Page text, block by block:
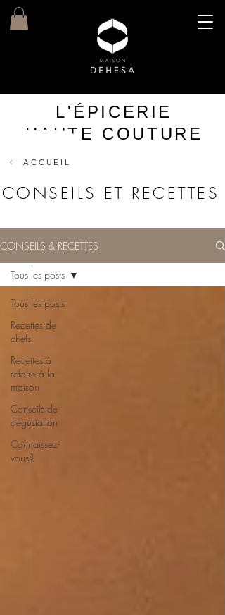
L'ÉPICERIE
HAUTE COUTURE
ACCUEIL
CONSEILS ET RECETTES
CONSEILS & RECETTES
Tous les posts
Recettes de
chefs
Recettes à
refaire à la
maison
Conseils de
dégustation
Connaissez-
vous?
Tous les posts